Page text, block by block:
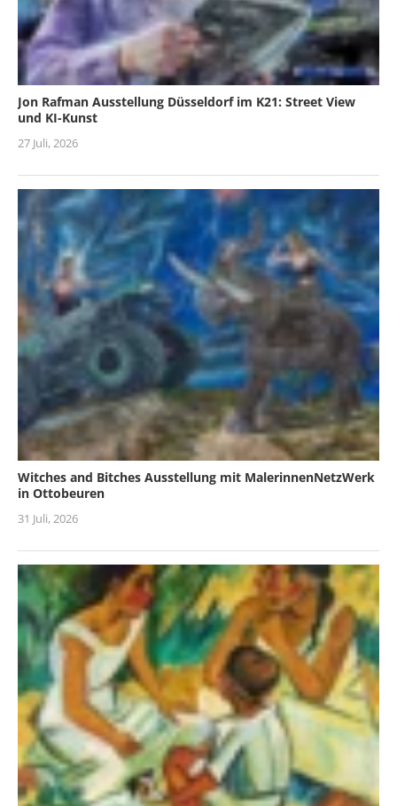
Jon Rafman Ausstellung Düsseldorf im K21: Street View
und KI-Kunst
27 Juli, 2026
Witches and Bitches Ausstellung mit MalerinnenNetzWerk
in Ottobeuren
31 Juli, 2026